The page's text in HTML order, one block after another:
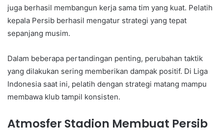
juga berhasil membangun kerja sama tim yang kuat. Pelatih
kepala Persib berhasil mengatur strategi yang tepat
sepanjang musim.
Dalam beberapa pertandingan penting, perubahan taktik
yang dilakukan sering memberikan dampak positif. Di Liga
Indonesia saat ini, pelatih dengan strategi matang mampu
membawa klub tampil konsisten.
Atmosfer Stadion Membuat Persib